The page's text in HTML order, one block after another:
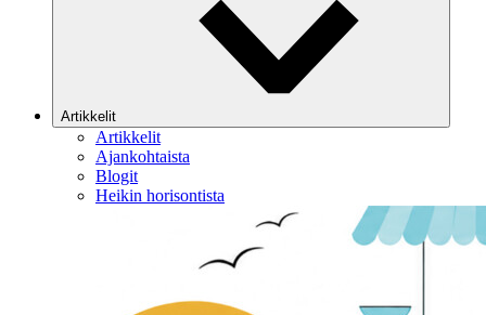
Artikkelit
Artikkelit
Ajankohtaista
Blogit
Heikin horisontista